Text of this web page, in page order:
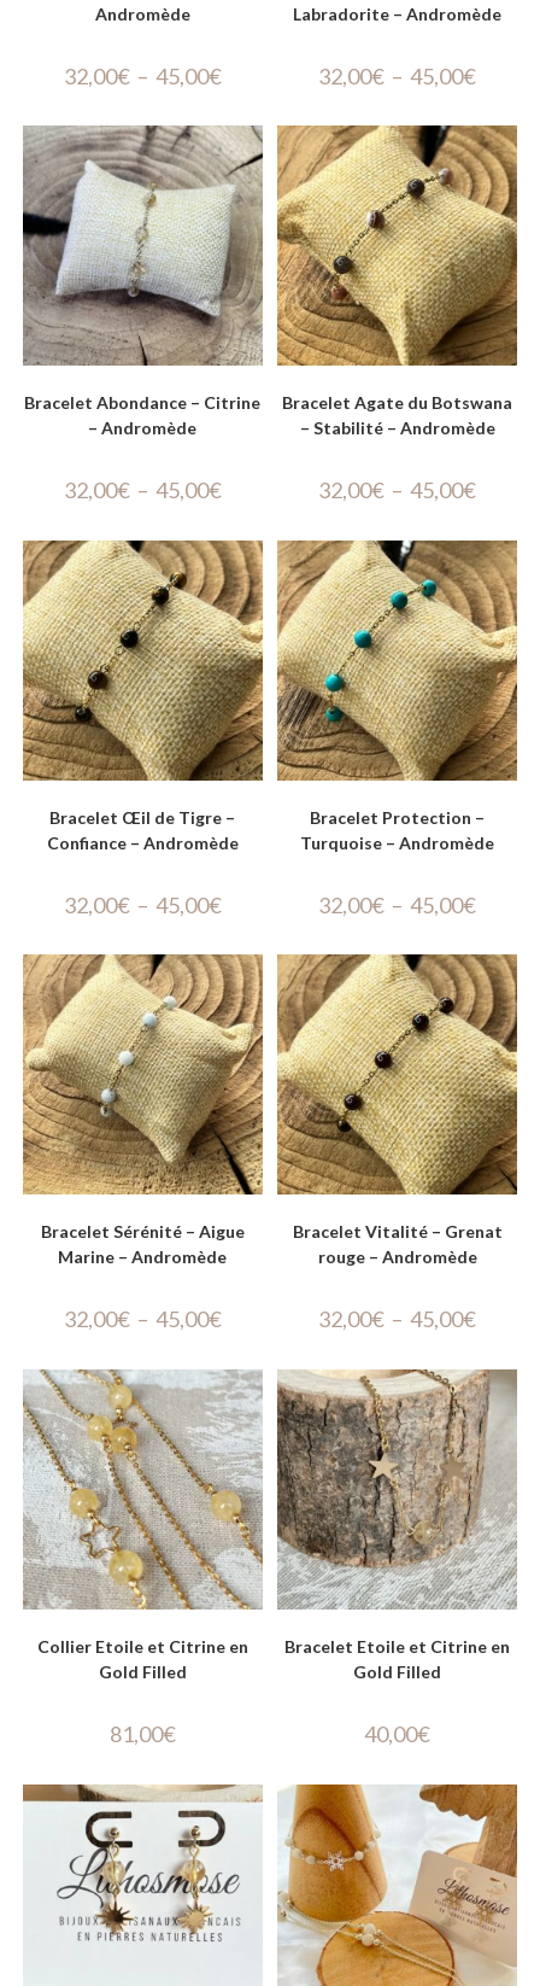
Andromède
32,00€ – 45,00€
Labradorite – Andromède
32,00€ – 45,00€
Bracelet Abondance – Citrine
– Andromède
32,00€ – 45,00€
Bracelet Agate du Botswana
– Stabilité – Andromède
32,00€ – 45,00€
Bracelet Œil de Tigre –
Confiance – Andromède
32,00€ – 45,00€
Bracelet Protection –
Turquoise – Andromède
32,00€ – 45,00€
Bracelet Sérénité – Aigue
Marine – Andromède
32,00€ – 45,00€
Bracelet Vitalité – Grenat
rouge – Andromède
32,00€ – 45,00€
Collier Etoile et Citrine en
Gold Filled
81,00€
Bracelet Etoile et Citrine en
Gold Filled
40,00€